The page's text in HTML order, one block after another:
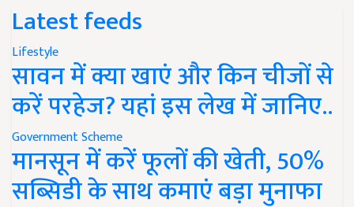
Latest feeds
Lifestyle
सावन में क्या खाएं और किन चीजों से
करें परहेज? यहां इस लेख में जानिए..
Government Scheme
मानसून में करें फूलों की खेती, 50%
सब्सिडी के साथ कमाएं बड़ा मुनाफा